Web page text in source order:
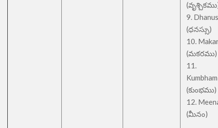
9.
(ధనస్సు)
10.
(మకరము)
11.
Kumbham
(కుంభము)
12.
(మీనం)